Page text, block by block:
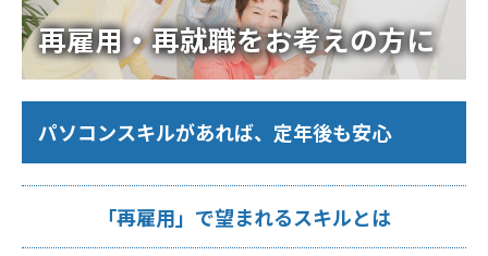
再雇用・再就職をお考えの方に
パソコンスキルがあれば、定年後も安心
「再雇用」で望まれるスキルとは